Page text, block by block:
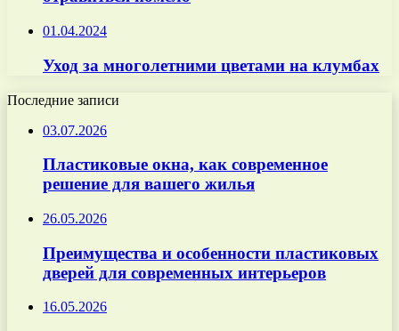
01.04.2024
Уход за многолетними цветами на клумбах
Последние записи
03.07.2026
Пластиковые окна, как современное
решение для вашего жилья
26.05.2026
Преимущества и особенности пластиковых
дверей для современных интерьеров
16.05.2026